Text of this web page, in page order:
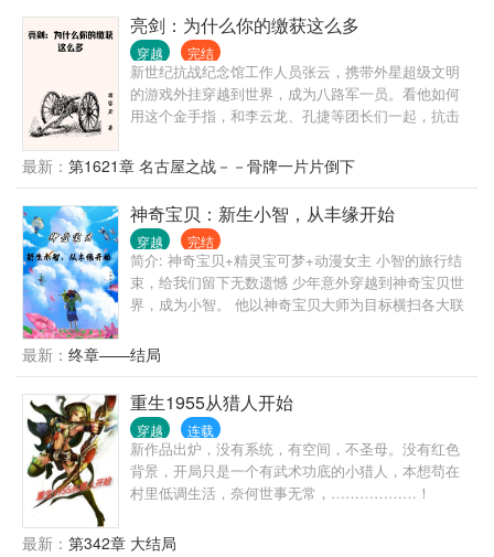
亮剑：为什么你的缴获这么多
穿越 完结
新世纪抗战纪念馆工作人员张云，携带外星超级文明
的游戏外挂穿越到世界，成为八路军一员。看他如何
用这个金手指，和李云龙、孔捷等团长们一起，抗击
器！
最新： 第1621章 名古屋之战－－骨牌一片片倒下
神奇宝贝：新生小智，从丰缘开始
穿越 完结
简介: 神奇宝贝+精灵宝可梦+动漫女主 小智的旅行结
束，给我们留下无数遗憾 少年意外穿越到神奇宝贝世
界，成为小智。 他以神奇宝贝大师为目标横扫各大联
最新： 终章——结局
重生1955从猎人开始
穿越 连载
新作品出炉，没有系统，有空间，不圣母。没有红色
背景，开局只是一个有武术功底的小猎人，本想苟在
村里低调生活，奈何世事无常，………………！
最新： 第342章 大结局